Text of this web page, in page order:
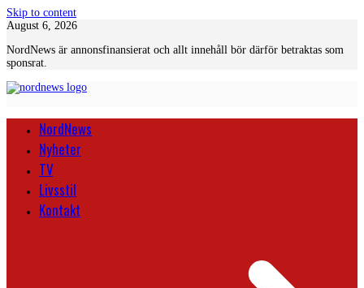
Skip to content
August 6, 2026
NordNews är annonsfinansierat och allt innehåll bör därför betraktas som
sponsrat.
NordNews
Nyheter
TV
Livsstil
Kontakt